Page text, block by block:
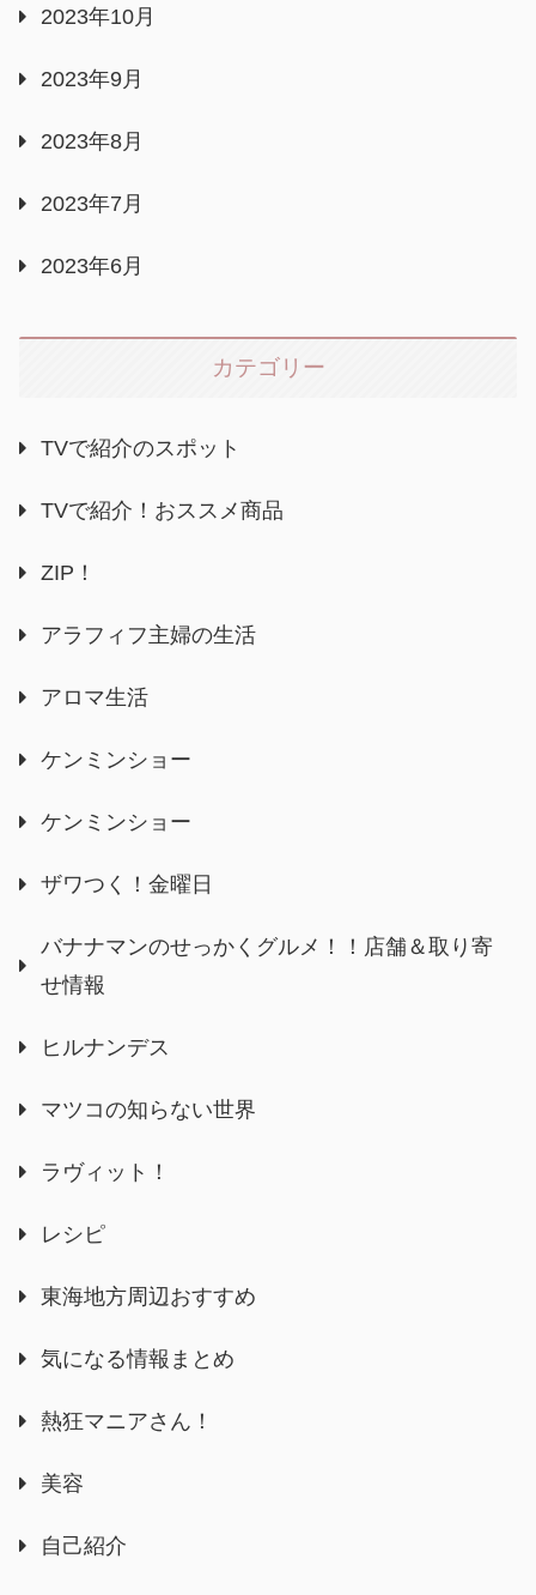
2023年10月
2023年9月
2023年8月
2023年7月
2023年6月
カテゴリー
TVで紹介のスポット
TVで紹介！おススメ商品
ZIP！
アラフィフ主婦の生活
アロマ生活
ケンミンショー
ケンミンショー
ザワつく！金曜日
バナナマンのせっかくグルメ！！店舗＆取り寄
せ情報
ヒルナンデス
マツコの知らない世界
ラヴィット！
レシピ
東海地方周辺おすすめ
気になる情報まとめ
熱狂マニアさん！
美容
自己紹介